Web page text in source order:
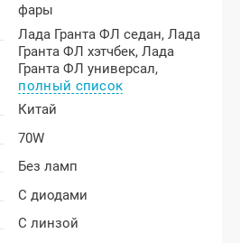
фары
Лада Гранта ФЛ седан,Лада
Гранта ФЛ хэтчбек,Лада
Гранта ФЛ универсал,
полный список
Китай
70W
Без ламп
С диодами
С линзой